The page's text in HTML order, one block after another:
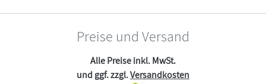
Preise und Versand
Alle Preise inkl. MwSt.
und ggf. zzgl.Versandkosten